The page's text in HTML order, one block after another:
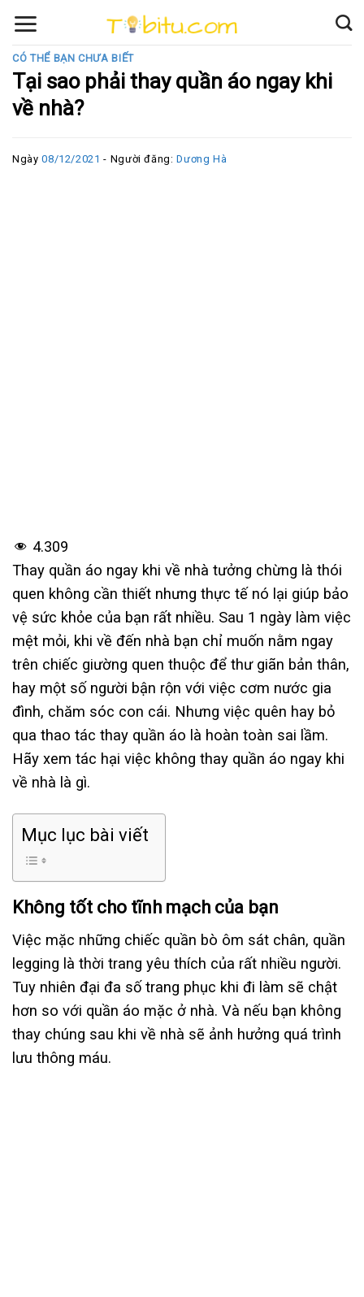
content
CÓ THỂ BẠN CHƯA BIẾT
Tại sao phải thay quần áo ngay khi
về nhà?
Ngày08/12/2021 - Người đăng:Dương Hà
4.309
Thay quần áo ngay khi về nhà tưởng chừng là thói
quen không cần thiết nhưng thực tế nó lại giúp bảo
vệ sức khỏe của bạn rất nhiều. Sau 1 ngày làm việc
mệt mỏi, khi về đến nhà bạn chỉ muốn nằm ngay
trên chiếc giường quen thuộc để thư giãn bản thân,
hay một số người bận rộn với việc cơm nước gia
đình, chăm sóc con cái. Nhưng việc quên hay bỏ
qua thao tác thay quần áo là hoàn toàn sai lầm.
Hãy xem tác hại việc không thay quần áo ngay khi
về nhà là gì.
Mục lục bài viết
Không tốt cho tĩnh mạch của bạn
Việc mặc những chiếc quần bò ôm sát chân, quần
legging là thời trang yêu thích của rất nhiều người.
Tuy nhiên đại đa số trang phục khi đi làm sẽ chật
hơn so với quần áo mặc ở nhà. Và nếu bạn không
thay chúng sau khi về nhà sẽ ảnh hưởng quá trình
lưu thông máu.